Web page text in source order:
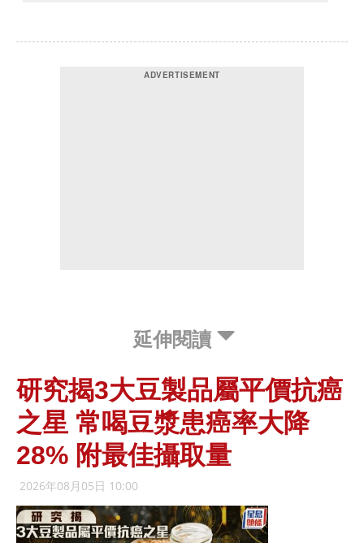
延伸閱讀
研究揭3大豆製品屬平價抗癌
之星 常喝豆漿患癌率大降
28% 附最佳攝取量
2026年08月05日 10:00